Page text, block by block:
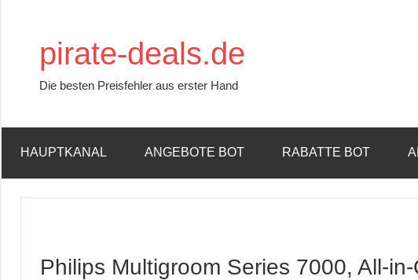
springenpirate-deals.de
Die besten Preisfehler aus erster Hand
HAUPTKANAL ANGEBOTE BOT RABATTE BOT
Philips Multigroom Series 7000, All-